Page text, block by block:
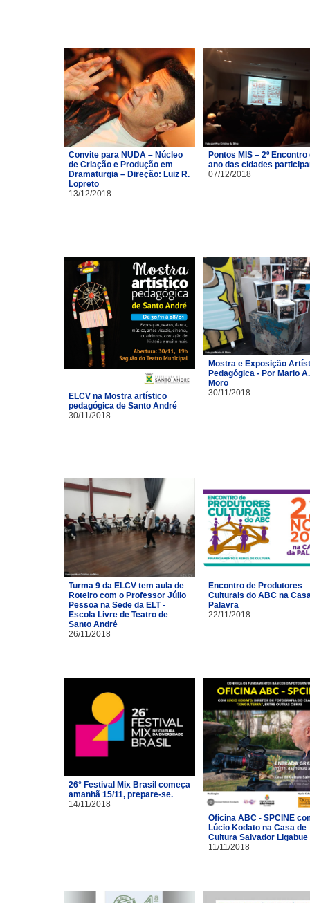
Convite para NUDA – Núcleo
de Criação e Produção em
Dramaturgia – Direção: Luiz R.
Lopreto
13/12/2018
Pontos MIS – 2º Encontro
ano das cidades
07/12/2018
ELCV na Mostra artístico
pedagógica de Santo André
30/11/2018
Mostra e Exposição
Pedagógica - Por Mario A.
Moro
30/11/2018
Turma 9 da ELCV tem aula de
Roteiro com o Professor Júlio
Pessoa na Sede da ELT -
Escola Livre de Teatro de
Santo André
26/11/2018
Encontro de Produtores
Culturais do ABC na
Palavra
22/11/2018
26° Festival Mix Brasil começa
amanhã 15/11, prepare-se.
14/11/2018
Oficina ABC - SPCINE
Lúcio Kodato na Casa de
Cultura Salvador Ligabue
11/11/2018